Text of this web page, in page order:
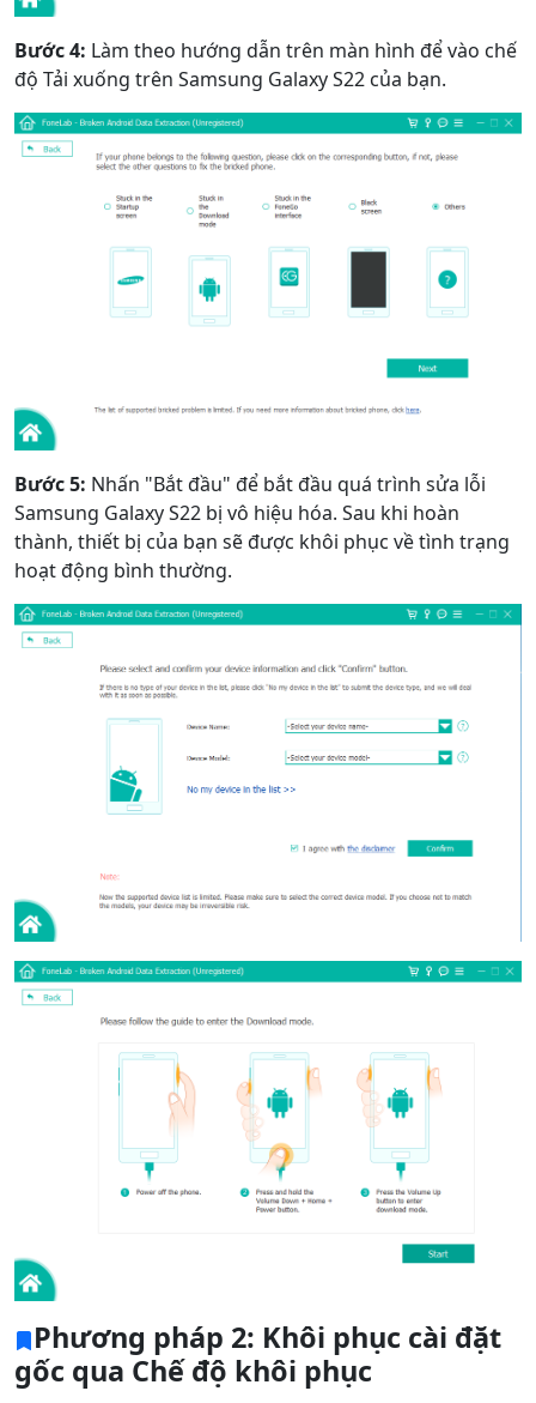
Bước 4: Làm theo hướng dẫn trên màn hình để vào chế
độ Tải xuống trên Samsung Galaxy S22 của bạn.
Bước 5: Nhấn "Bắt đầu" để bắt đầu quá trình sửa lỗi
Samsung Galaxy S22 bị vô hiệu hóa. Sau khi hoàn
thành, thiết bị của bạn sẽ được khôi phục về tình trạng
hoạt động bình thường.
Phương pháp 2: Khôi phục cài đặt
gốc qua Chế độ khôi phục